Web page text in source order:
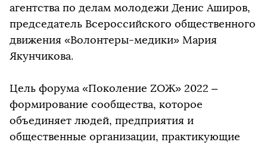
агентства по делам молодежи Денис Аширов,
председатель Всероссийского общественного
движения «Волонтеры-медики» Мария
Якунчикова.
Цель форума «Поколение ZОЖ» 2022 –
формирование сообщества, которое
объединяет людей, предприятия и
общественные организации, практикующие